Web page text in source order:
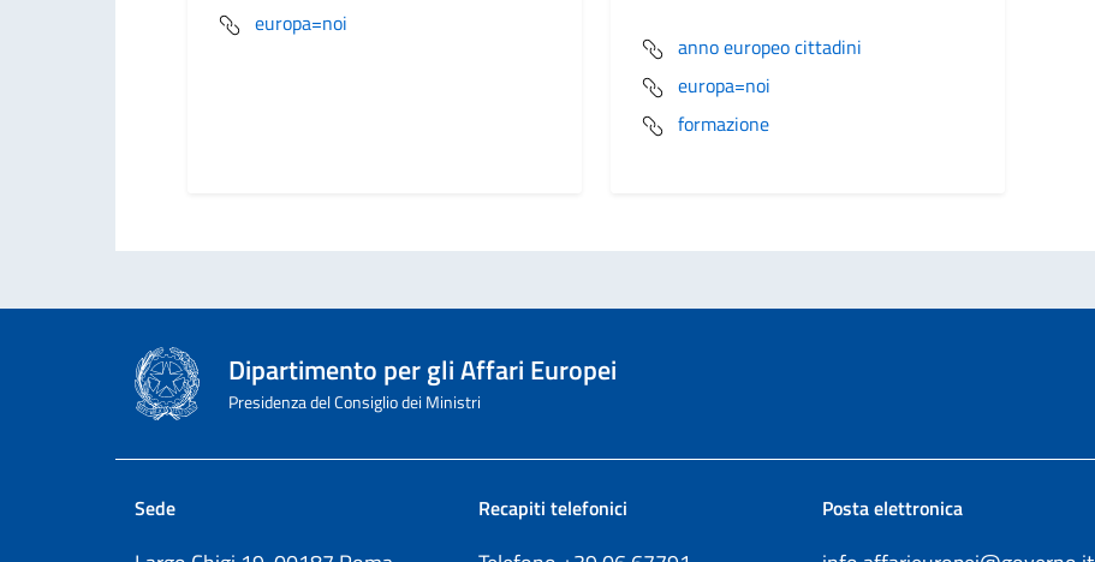
europa=noi
anno europeo cittadini
europa=noi
formazione
Dipartimento per gli Affari Europei
Presidenza del Consiglio dei Ministri
Sede Recapiti telefonici Posta elettronica